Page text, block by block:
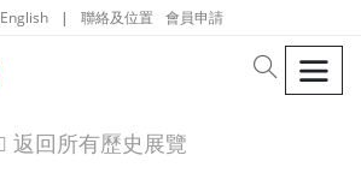
English | 聯絡及位置 會員申請
search
icon
返回所有歷史展覽